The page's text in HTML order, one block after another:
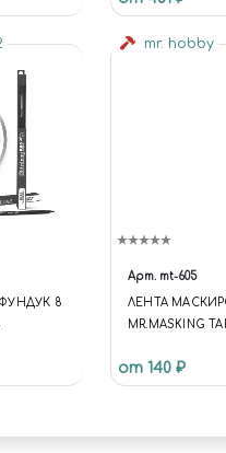
ФУНДУК 8
mr. hobby
Арт. mt-605
ЛЕНТА
MR.MASKING
от 140 ₽